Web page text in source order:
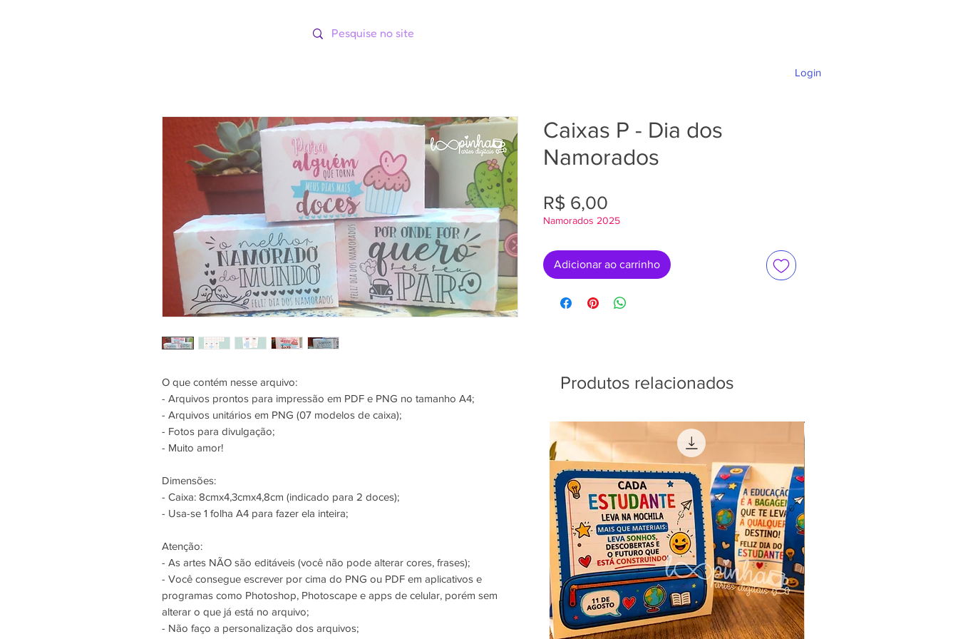
Login
O que contém nesse arquivo:
- Arquivos prontos para impressão em PDF e PNG no tamanho A4;
- Arquivos unitários em PNG (07 modelos de caixa);
- Fotos para divulgação;
- Muito amor!
Dimensões:
- Caixa: 8cmx4,3cmx4,8cm (indicado para 2 doces);
- Usa-se 1 folha A4 para fazer ela inteira;
Atenção:
- As artes NÃO são editáveis (você não pode alterar cores, frases);
- Você consegue escrever por cima do PNG ou PDF em aplicativos e
programas como Photoshop, Photoscape e apps de celular, porém sem
alterar o que já está no arquivo;
- Não faço a personalização dos arquivos;
Caixas P - Dia dos
Namorados
R$ 6,00
Namorados 2025
Adicionar ao carrinho
Produtos relacionados